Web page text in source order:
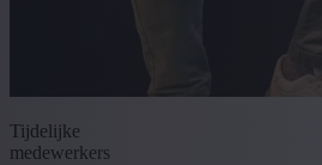
Tijdelijke
medewerkers